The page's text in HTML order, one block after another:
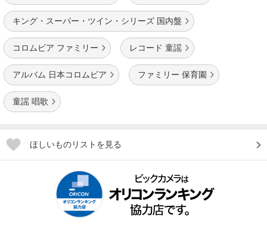
キング・スーパー・ツイン・シリーズ 国内盤
コロムビア ファミリー レコード 童謡
アルバム 日本コロムビア ファミリー 保育園
童謡 唱歌
ほしいものリストを見る